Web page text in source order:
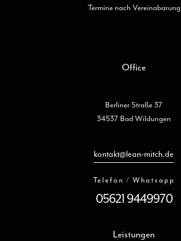
Termine nach Vereinabarung
Office
Berliner Straße 37
34537 Bad Wildungen
kontakt@lean-mitch.de
Telefon / Whatsapp
05621 9449970
Leistungen